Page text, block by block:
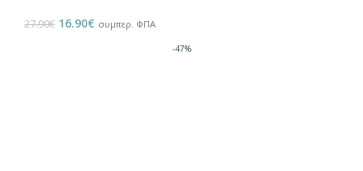
27.90€ 16.90€ συμπερ. ΦΠΑ
-47%